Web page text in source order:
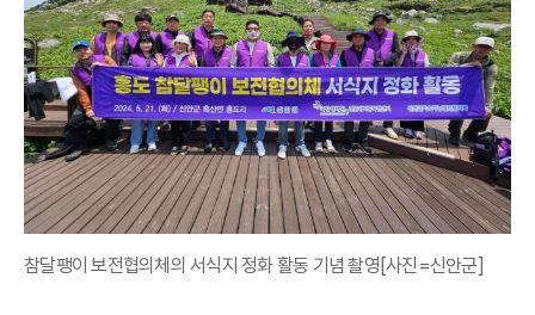
참달팽이 보전협의체의 서식지 정화 활동 기념 촬영[사진=신안군]